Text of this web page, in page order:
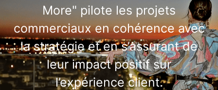
More" pilote les projets
commerciaux en cohérence avec
la stratégie et en s’assurant de
leur impact positif sur
l’expérience client.